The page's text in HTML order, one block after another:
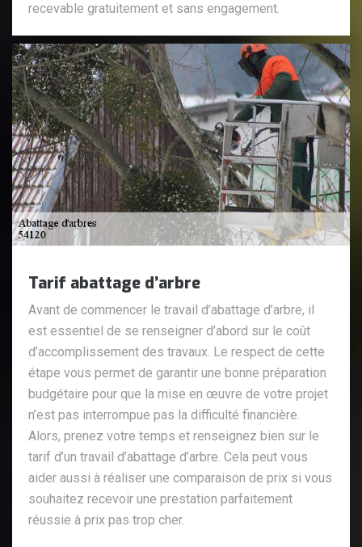
recevable gratuitement et sans engagement.
Tarif abattage d’arbre
Avant de commencer le travail d’abattage d’arbre, il
est essentiel de se renseigner d’abord sur le coût
d’accomplissement des travaux. Le respect de cette
étape vous permet de garantir une bonne préparation
budgétaire pour que la mise en œuvre de votre projet
n’est pas interrompue pas la difficulté financière.
Alors, prenez votre temps et renseignez bien sur le
tarif d’un travail d’abattage d’arbre. Cela peut vous
aider aussi à réaliser une comparaison de prix si vous
souhaitez recevoir une prestation parfaitement
réussie à prix pas trop cher.